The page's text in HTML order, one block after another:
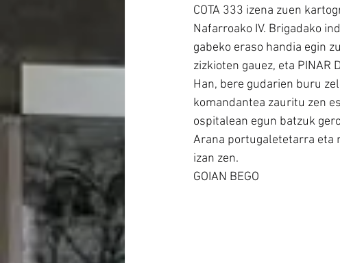
COTA 333 izena zuen
Nafarroako IV. Brigadako
gabeko eraso handia egin
zizkioten gauez, eta PINAR
Han, bere gudarien buru
komandantea zauritu zen
ospitalean egun batzuk
Arana portugaletetarra eta
izan zen.
GOIAN BEGO